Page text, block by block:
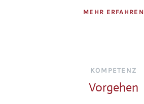
MEHR ERFAHREN
KOMPETENZ
Vorgehen